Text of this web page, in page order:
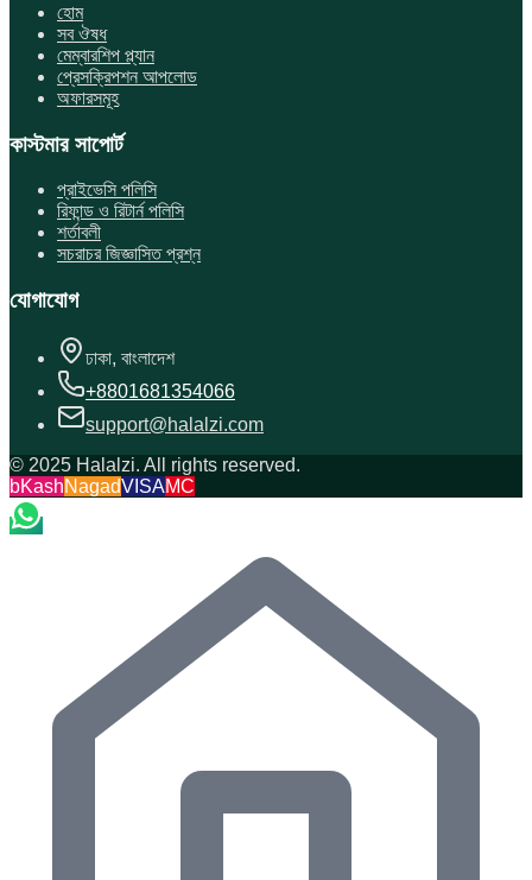
হোম
সব ঔষধ
মেম্বারশিপ প্ল্যান
প্রেসক্রিপশন আপলোড
অফারসমূহ
কাস্টমার সাপোর্ট
প্রাইভেসি পলিসি
রিফান্ড ও রিটার্ন পলিসি
শর্তাবলী
সচরাচর জিজ্ঞাসিত প্রশ্ন
যোগাযোগ
ঢাকা, বাংলাদেশ
+8801681354066
support@halalzi.com
© 2025 Halalzi. All rights reserved.
bKashNagadVISAMC